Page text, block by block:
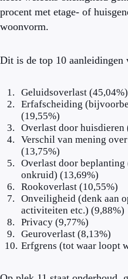
procent met etage- of
woonvorm.
Dit is de top 10 aanleidingen
Geluidsoverlast (45,04%)
Erfafscheiding
(19,55%)
Overlast door huisdieren
Verschil van mening
(13,75%)
Overlast door beplanting
onkruid) (13,69%)
Rookoverlast (10,55%)
Onveiligheid (denk aan
activiteiten etc.) (9,88%)
Privacy (9,77%)
Geuroverlast (8,13%)
Erfgrens (tot waar loopt